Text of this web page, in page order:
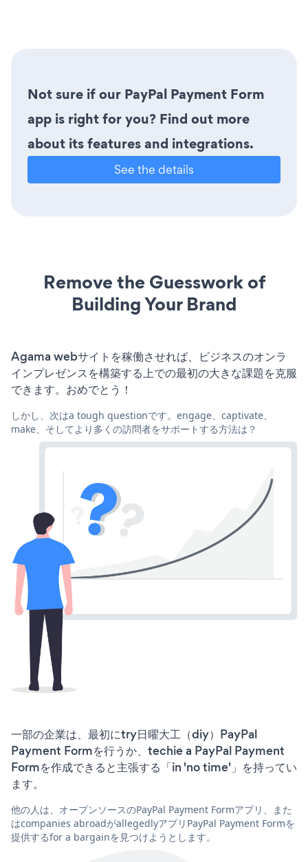
Not sure if our PayPal Payment Form
app is right for you? Find out more
about its features and integrations.
See the details
Remove the Guesswork of
Building Your Brand
Agama webサイトを稼働させれば、ビジネスのオンラ
インプレゼンスを構築する上での最初の大きな課題を克服
できます。おめでとう！
しかし、次はa tough questionです。engage、captivate、
make、そしてより多くの訪問者をサポートする方法は？
一部の企業は、最初にtry日曜大工（diy）PayPal
Payment Formを行うか、techie a PayPal Payment
Formを作成できると主張する「in 'no time'」を持ってい
ます。
他の人は、オープンソースのPayPal Payment Formアプリ、また
はcompanies abroadがallegedlyアプリPayPal Payment Formを
提供するfor a bargainを見つけようとします。